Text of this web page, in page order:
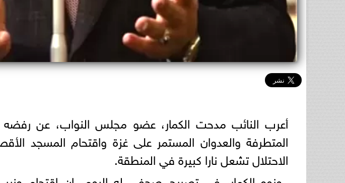
أعرب النائب مدحت الكمار، عضو مجلس النواب، عن رفضه
المتطرفة والعدوان المستمر على غزة واقتحام المسجد
الاحتلال تشعل نارا كبيرة في المنطقة.